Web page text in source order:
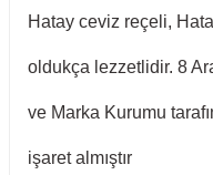
Hatay ceviz reçeli,
oldukça lezzetlidir. 8
ve Marka Kurumu
işaret almıştır